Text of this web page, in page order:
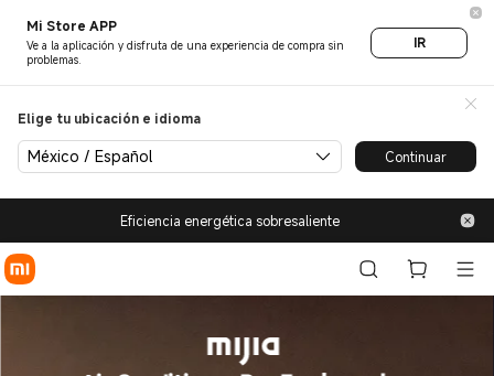
Mi Store APP
Ve a la aplicación y disfruta de una experiencia de compra sin
problemas.
IR
Elige tu ubicación e idioma
México / Español Continuar
Eficiencia energética sobresaliente
Xiaomi México Oficial-